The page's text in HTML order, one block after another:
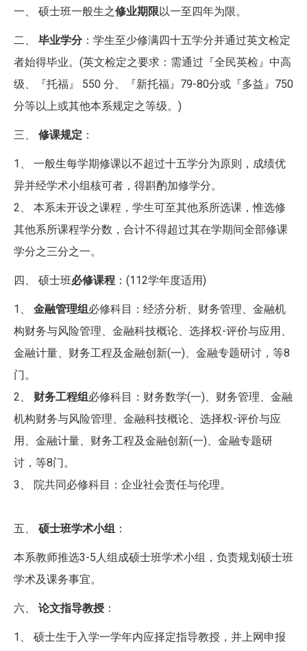
一、 硕士班一般生之修业期限以一至四年为限。
二、 毕业学分：学生至少修满四十五学分并通过英文检定
者始得毕业。(英文检定之要求：需通过『全民英检』中高
级、『托福』 550 分、『新托福』79-80分或『多益』750
分等以上或其他本系规定之等级。)
三、 修课规定 ：
1、 一般生每学期修课以不超过十五学分为原则，成绩优
异并经学术小组核可者，得斟酌加修学分。
2、 本系未开设之课程，学生可至其他系所选课，惟选修
其他系所课程学分数，合计不得超过其在学期间全部修课
学分之三分之一。
四、 硕士班必修课程 ：(112学年度适用)
1、 金融管理组必修科目：经济分析、财务管理、金融机
构财务与风险管理、金融科技概论、选择权-评价与应用、
金融计量、财务工程及金融创新(一)、金融专题研讨，等8
门。
2、 财务工程组必修科目：财务数学(一)、财务管理、金融
机构财务与风险管理、金融科技概论、选择权-评价与应
用、金融计量、财务工程及金融创新(一)、金融专题研
讨，等8门。
3、 院共同必修科目：企业社会责任与伦理。
五、 硕士班学术小组 ：
本系教师推选3-5人组成硕士班学术小组，负责规划硕士班
学术及课务事宜。
六、 论文指导教授 ：
1、 硕士生于入学一学年内应择定指导教授，并上网申报